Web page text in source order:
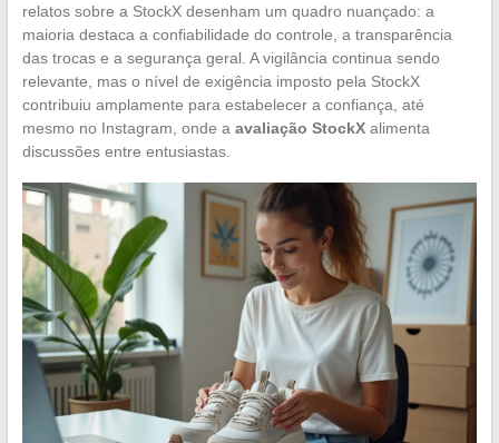
relatos sobre a StockX desenham um quadro nuançado: a
maioria destaca a confiabilidade do controle, a transparência
das trocas e a segurança geral. A vigilância continua sendo
relevante, mas o nível de exigência imposto pela StockX
contribuiu amplamente para estabelecer a confiança, até
mesmo no Instagram, onde a avaliação StockXalimenta
discussões entre entusiastas.